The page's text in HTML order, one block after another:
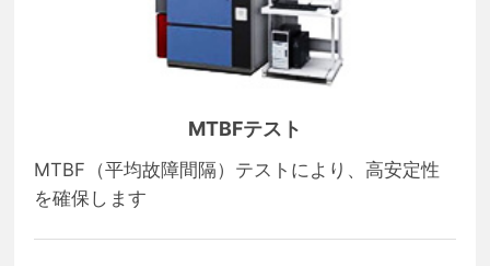
MTBFテスト
MTBF（平均故障間隔）テストにより、高安定性
を確保します